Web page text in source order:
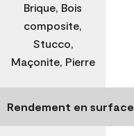
Brique, Bois
composite,
Stucco,
Maçonite, Pierre
Rendement en surface